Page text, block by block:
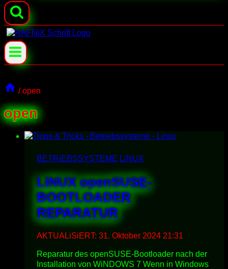
/ open
open
BETRiEBSSYSTEME LiNUX
LiNUX openSUSE-
BOOTLOADER
REPARATUR
AKTUALiSiERT: 31. Oktober 2024 21:31
Reparatur des openSUSE-Bootloader nach der
Installation von WiNDOWS 7 Wenn in Windows